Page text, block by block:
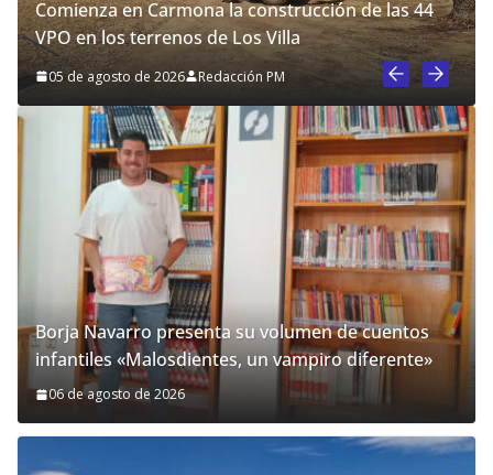
Comienza en Carmona la construcción de las 44
VPO en los terrenos de Los Villa
05 de agosto de 2026 Redacción PM
Borja Navarro presenta su volumen de cuentos
infantiles «Malosdientes, un vampiro diferente»
06 de agosto de 2026